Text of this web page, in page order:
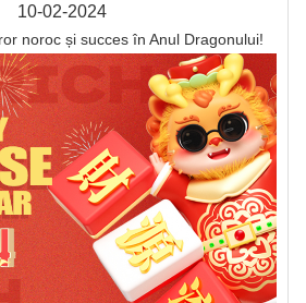
10-02-2024
noroc și succes în Anul Dragonului!